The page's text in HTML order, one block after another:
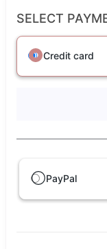
SELECT
Credit card
PayPal